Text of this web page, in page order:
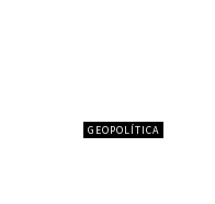
GEOPOLÍTICA